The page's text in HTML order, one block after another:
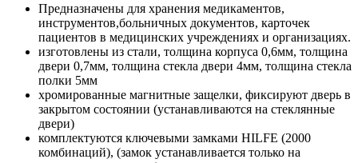
Предназначены для хранения медикаментов,
инструментов,больничных документов, карточек
пациентов в медицинских учреждениях и организациях.
изготовлены из стали, толщина корпуса 0,6мм, толщина
двери 0,7мм, толщина стекла двери 4мм, толщина стекла
полки 5мм
хромированные магнитные защелки, фиксируют дверь в
закрытом состоянии (устанавливаются на стеклянные
двери)
комплектуются ключевыми замками HILFE (2000
комбинаций), (замок устанавливается только на